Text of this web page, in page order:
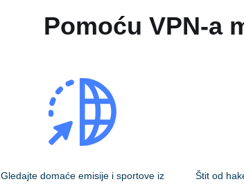
Pomoću VPN-a
Gledajte domaće emisije i sportove iz
Štit od